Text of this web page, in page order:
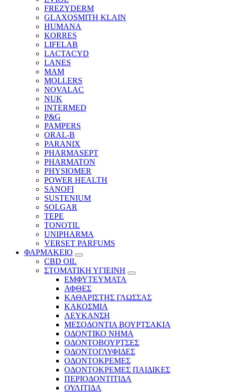
FREZYDERM
GLAXOSMITH KLAIN
HUMANA
KORRES
LIFELAB
LACTACYD
LANES
MAM
MOLLERS
NOVALAC
NUK
INTERMED
P&G
PAMPERS
ORAL-B
PARANIX
PHARMASEPT
PHARMATON
PHYSIOMER
POWER HEALTH
SANOFI
SUSTENIUM
SOLGAR
TEPE
TONOTIL
UNIPHARMA
VERSET PARFUMS
ΦΑΡΜΑΚΕΙΟ
CBD OIL
ΣΤΟΜΑΤΙΚΗ ΥΓΙΕΙΝΗ
ΕΜΦΥΤΕΥΜΑΤΑ
ΑΦΘΕΣ
ΚΑΘΑΡΙΣΤΗΣ ΓΛΩΣΣΑΣ
ΚΑΚΟΣΜΙΑ
ΛΕΥΚΑΝΣΗ
ΜΕΣΟΔΟΝΤΙΑ ΒΟΥΡΤΣΑΚΙΑ
ΟΔΟΝΤΙΚΟ ΝΗΜΑ
ΟΔΟΝΤΟΒΟΥΡΤΣΕΣ
ΟΔΟΝΤΟΓΛΥΦΙΔΕΣ
ΟΔΟΝΤΟΚΡΕΜΕΣ
ΟΔΟΝΤΟΚΡΕΜΕΣ ΠΑΙΔΙΚΕΣ
ΠΕΡΙΟΔΟΝΤΙΤΙΔΑ
ΟΥΛΙΤΙΔΑ